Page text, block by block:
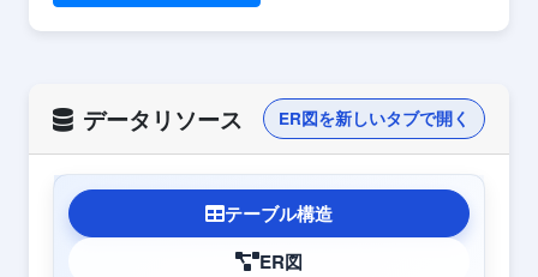
データリソース ER図を新しいタブで開く
テーブル構造
ER図